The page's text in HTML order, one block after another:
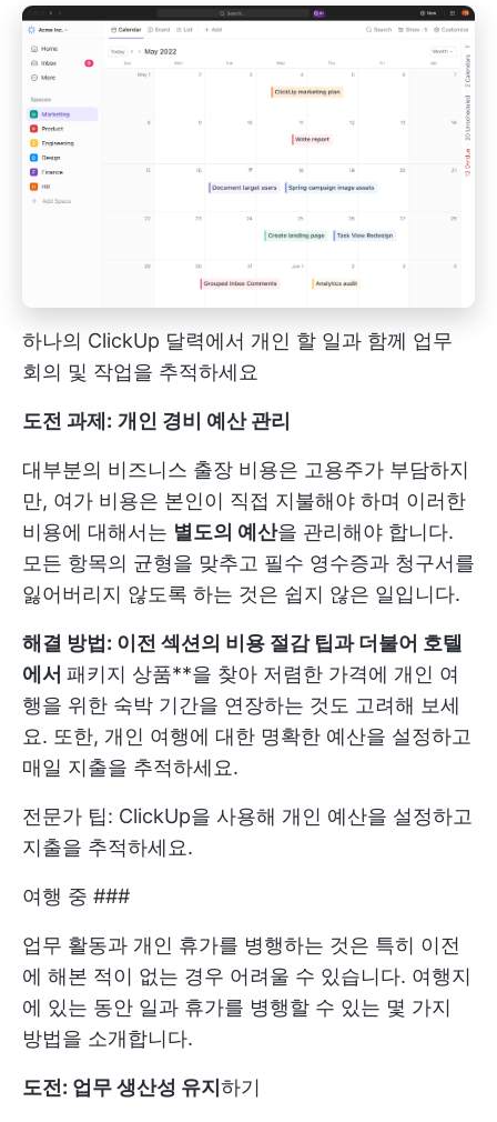
하나의 ClickUp 달력에서 개인 할 일과 함께 업무
회의 및 작업을 추적하세요
도전 과제: 개인 경비 예산 관리
대부분의 비즈니스 출장 비용은 고용주가 부담하지
만, 여가 비용은 본인이 직접 지불해야 하며 이러한
비용에 대해서는 별도의 예산을 관리해야 합니다.
모든 항목의 균형을 맞추고 필수 영수증과 청구서를
잃어버리지 않도록 하는 것은 쉽지 않은 일입니다.
해결 방법: 이전 섹션의 비용 절감 팁과 더불어 호텔
에서 패키지 상품**을 찾아 저렴한 가격에 개인 여
행을 위한 숙박 기간을 연장하는 것도 고려해 보세
요. 또한, 개인 여행에 대한 명확한 예산을 설정하고
매일 지출을 추적하세요.
전문가 팁: ClickUp을 사용해 개인 예산을 설정하고
지출을 추적하세요.
여행 중 ###
업무 활동과 개인 휴가를 병행하는 것은 특히 이전
에 해본 적이 없는 경우 어려울 수 있습니다. 여행지
에 있는 동안 일과 휴가를 병행할 수 있는 몇 가지
방법을 소개합니다.
도전: 업무 생산성 유지하기